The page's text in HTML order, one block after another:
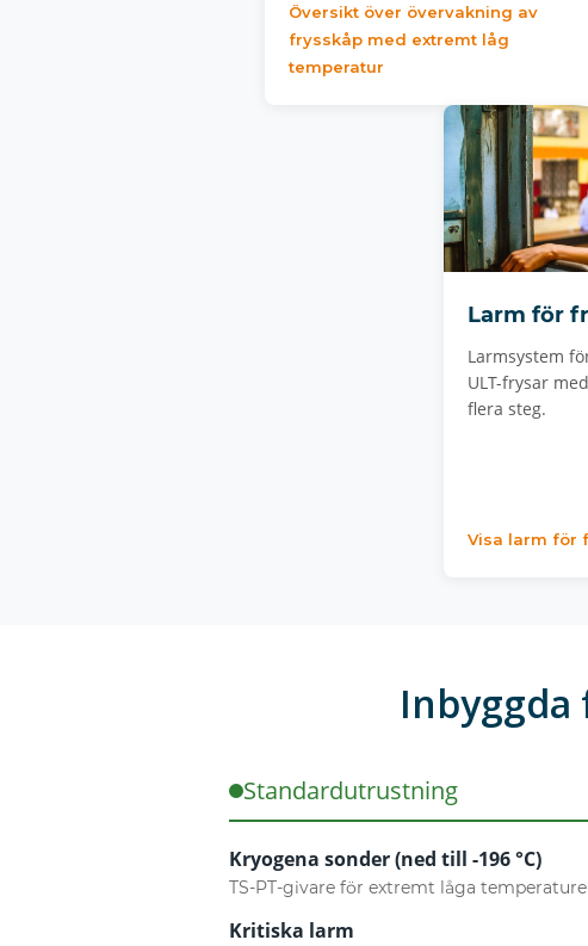
Översikt över övervakning av
frysskåp med extremt låg
temperatur
Larm för
Larmsystem
ULT-frysar
flera steg.
Visa larm för
Standardutrustning
Kryogena sonder (ned till -196 °C)
TS-PT-givare för extremt låga
Kritiska larm